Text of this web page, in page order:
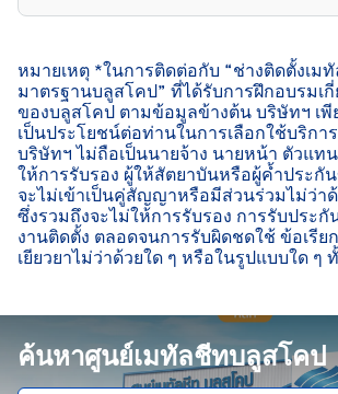
หมายเหตุ *ในการติดต่อกับ “ช่างติดตั้งเม
มาตรฐานบลูสโคป” ที่ได้รับการฝึกอบรม
ของบลูสโคป ตามข้อมูลข้างต้น บริษัทฯ เ
เป็นประโยชน์ต่อท่านในการเลือกใช้บริกา
บริษัทฯ ไม่ถือเป็นนายจ้าง นายหน้า ตัวแท
ให้การรับรอง ผู้ให้สัตยาบันหรือผู้ค้ำประกั
จะไม่เข้าเป็นคู่สัญญาหรือมีส่วนร่วมไม่ว่า
ซึ่งรวมถึงจะไม่ให้การรับรอง การรับประ
งานติดตั้ง ตลอดจนการรับผิดชดใช้ ข้อเรีย
เยียวยาไม่ว่าด้วยใด ๆ หรือในรูปแบบใด ๆ
ค้นหาศูนย์เมทัลชีทบลูสโคป